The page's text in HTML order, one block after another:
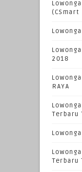
(CSmart
2018
RAYA
Terbaru
Terbaru